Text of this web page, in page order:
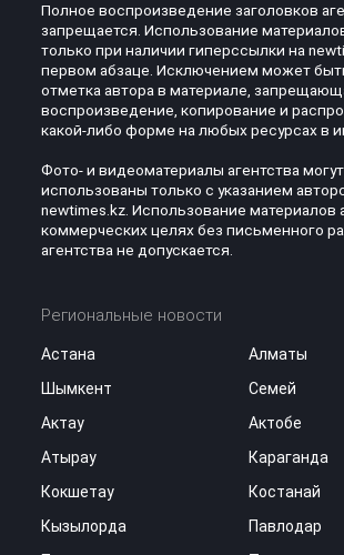
Полное воспроизведение заголовков
запрещается. Использование
только при наличии гиперссылки на
первом абзаце. Исключением может
отметка автора в материале,
воспроизведение, копирование и
какой-либо форме на любых ресурсах в
Фото- и видеоматериалы агентства
использованы только с указанием
newtimes.kz. Использование материалов
коммерческих целях без письменного
агентства не допускается.
Региональные новости
Астана
Алматы
Шымкент
Семей
Актау
Актобе
Атырау
Караганда
Кокшетау
Костанай
Кызылорда
Павлодар